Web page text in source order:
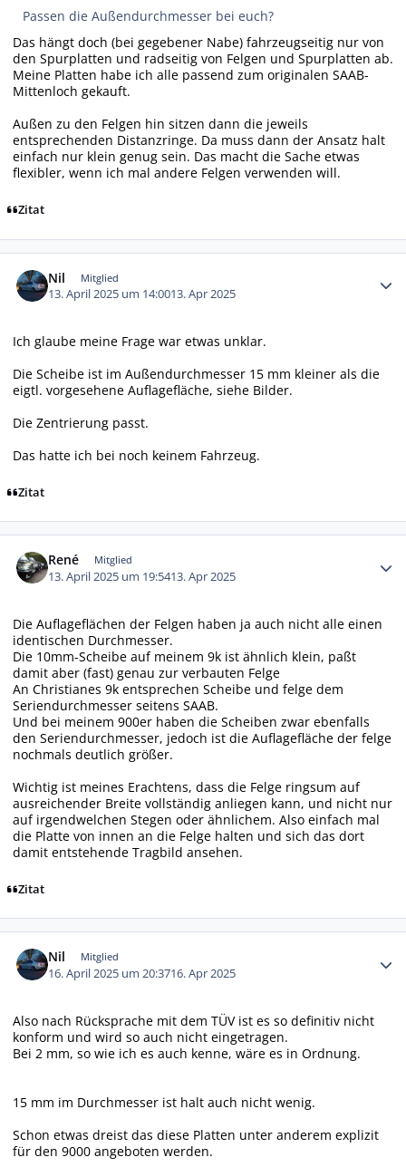
Passen die Außendurchmesser bei euch?
Das hängt doch (bei gegebener Nabe) fahrzeugseitig nur von
den Spurplatten und radseitig von Felgen und Spurplatten ab.
Meine Platten habe ich alle passend zum originalen SAAB-
Mittenloch gekauft.
Außen zu den Felgen hin sitzen dann die jeweils
entsprechenden Distanzringe. Da muss dann der Ansatz halt
einfach nur klein genug sein. Das macht die Sache etwas
flexibler, wenn ich mal andere Felgen verwenden will.
Zitat
Nil Mitglied
13. April 2025 um 14:0013. Apr 2025
Ich glaube meine Frage war etwas unklar.
Die Scheibe ist im Außendurchmesser 15 mm kleiner als die
eigtl. vorgesehene Auflagefläche, siehe Bilder.
Die Zentrierung passt.
Das hatte ich bei noch keinem Fahrzeug.
Zitat
René Mitglied
13. April 2025 um 19:5413. Apr 2025
Die Auflageflächen der Felgen haben ja auch nicht alle einen
identischen Durchmesser.
Die 10mm-Scheibe auf meinem 9k ist ähnlich klein, paßt
damit aber (fast) genau zur verbauten Felge
An Christianes 9k entsprechen Scheibe und felge dem
Seriendurchmesser seitens SAAB.
Und bei meinem 900er haben die Scheiben zwar ebenfalls
den Seriendurchmesser, jedoch ist die Auflagefläche der felge
nochmals deutlich größer.
Wichtig ist meines Erachtens, dass die Felge ringsum auf
ausreichender Breite vollständig anliegen kann, und nicht nur
auf irgendwelchen Stegen oder ähnlichem. Also einfach mal
die Platte von innen an die Felge halten und sich das dort
damit entstehende Tragbild ansehen.
Zitat
Nil Mitglied
16. April 2025 um 20:3716. Apr 2025
Also nach Rücksprache mit dem TÜV ist es so definitiv nicht
konform und wird so auch nicht eingetragen.
Bei 2 mm, so wie ich es auch kenne, wäre es in Ordnung.
15 mm im Durchmesser ist halt auch nicht wenig.
Schon etwas dreist das diese Platten unter anderem explizit
für den 9000 angeboten werden.